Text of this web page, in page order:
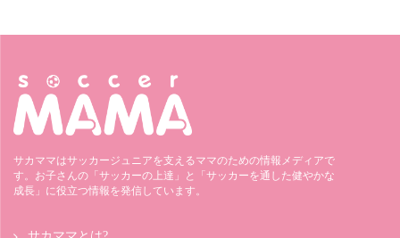
サカママはサッカージュニアを支えるママのための情報メディアで
す。お子さんの「サッカーの上達」と「サッカーを通した健やかな
成長」に役立つ情報を発信しています。